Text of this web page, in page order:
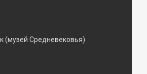
(музей Средневековья)